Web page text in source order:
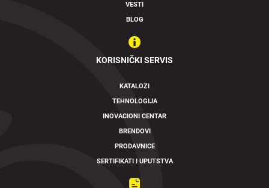
VESTI
BLOG
KORISNIČKI SERVIS
KATALOZI
TEHNOLOGIJA
INOVACIONI CENTAR
BRENDOVI
PRODAVNICE
SERTIFIKATI I UPUTSTVA